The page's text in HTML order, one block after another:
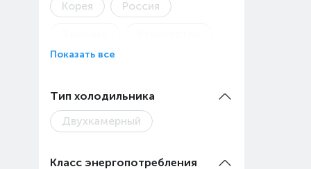
Корея Россия
Показать все
Тип холодильника
Двухкамерный
Класс энергопотребления